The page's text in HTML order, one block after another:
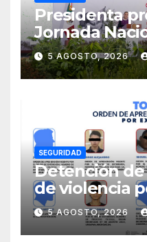
Presidenta
Jornada
realizará el 9
plantarán 6.6
árboles y
5 AGOSTO, 2026
SEGURIDAD
Detención
de violencia
pilar de la
SSP
5 AGOSTO, 2026